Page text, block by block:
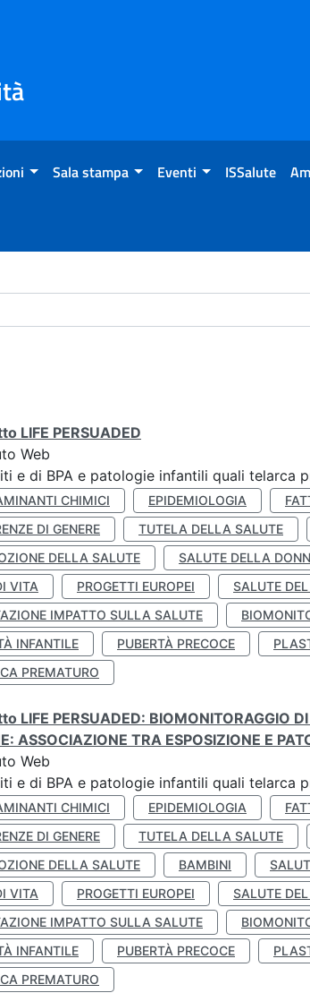
Sala stampa Eventi ISSalute
LIFE PERSUADED
Web
e di BPA e patologie infantili quali telarca
CHIMICI EPIDEMIOLOGIA
DI GENERE
TUTELA DELLA SALUTE
DELLA SALUTE
SALUTE DELLA
VITA
PROGETTI EUROPEI SALUTE
IMPATTO SULLA SALUTE
INFANTILE
PUBERTÀ PRECOCE
PREMATURO
LIFE PERSUADED: BIOMONITORAGGIO
ASSOCIAZIONE TRA ESPOSIZIONE E
Web
e di BPA e patologie infantili quali telarca
CHIMICI EPIDEMIOLOGIA
DI GENERE
TUTELA DELLA SALUTE
DELLA SALUTE
BAMBINI
VITA
PROGETTI EUROPEI SALUTE
IMPATTO SULLA SALUTE
INFANTILE
PUBERTÀ PRECOCE
PREMATURO